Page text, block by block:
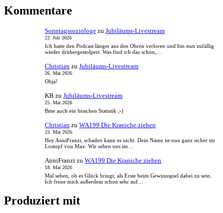
Kommentare
Sonntagssoziologe zuJubiläums-Livestream
22. Juli 2026
Ich hatte den Podcast länger aus den Ohren verloren und bin nun zufällig
wieder drübergestolpert. Was find ich das schön,…
Christian zuJubiläums-Livestream
26. Mai 2026
Ohja!
KB zuJubiläums-Livestream
25. Mai 2026
Bitte auch ein bisschen Statistik ;-)
Christian zuWA199 Die Kraniche ziehen
25. Mai 2026
Hey AnniFranzi, schaden kann es nicht. Dein Name ist nun ganz sicher im
Lostopf von Max. Wir sehen uns im…
AnniFranzi zuWA199 Die Kraniche ziehen
18. Mai 2026
Mal sehen, ob es Glück bringt, als Erste beim Gewinnspiel dabei zu sein.
Ich freue mich außerdem schon sehr auf…
Produziert mit